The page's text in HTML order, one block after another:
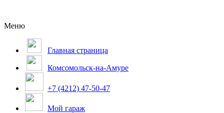
Меню
Главная страница
Комсомольск-на-Амуре
+7 (4212) 47-50-47
Мой гараж